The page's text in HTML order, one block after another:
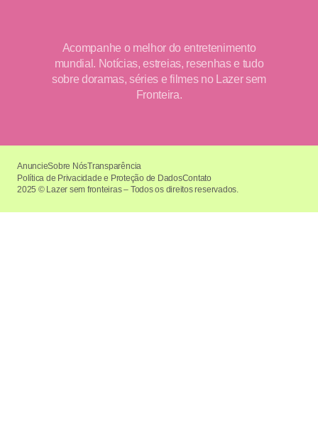
Acompanhe o melhor do entretenimento
mundial. Notícias, estreias, resenhas e tudo
sobre doramas, séries e filmes no Lazer sem
Fronteira.
2025 © Lazer sem fronteiras – Todos os direitos reservados.
AnuncieSobre NósTransparência
Política de Privacidade e Proteção de DadosContato